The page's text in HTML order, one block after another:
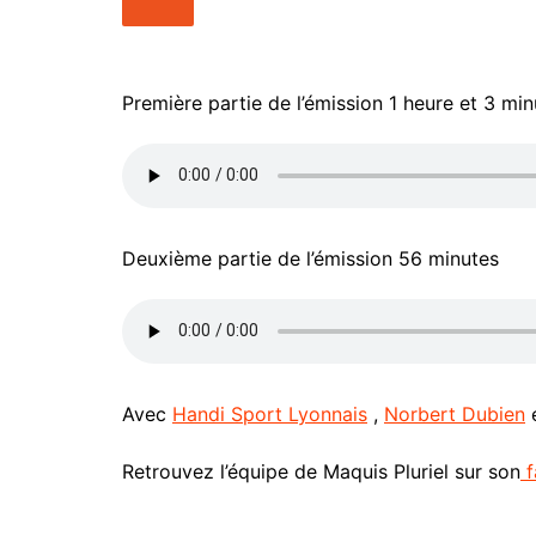
WakaTV
Société
Première partie de l’émission 1 heure et 3
Deuxième partie de l’émission 56 minutes
Avec Handi Sport Lyonnais , Norbert Dubien
Retrouvez l’équipe de Maquis Pluriel sur son